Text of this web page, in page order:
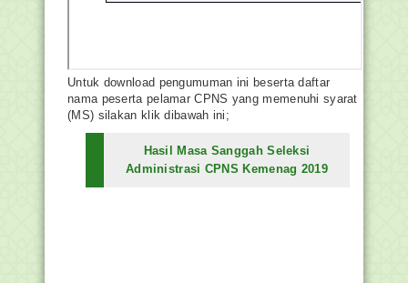
Untuk download pengumuman ini beserta daftar
nama peserta pelamar CPNS yang memenuhi syarat
(MS) silakan klik dibawah ini;
Hasil Masa Sanggah Seleksi
Administrasi CPNS Kemenag 2019